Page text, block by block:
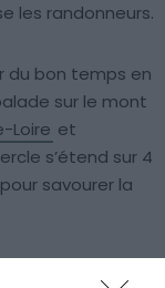
les randonneurs.
du bon temps en
sur le mont
Loire et
s’étend sur 4
savourer la